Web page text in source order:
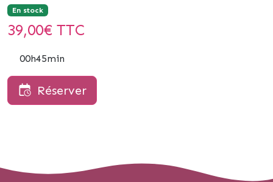
En stock
39,00€ TTC
00h45min
Réserver